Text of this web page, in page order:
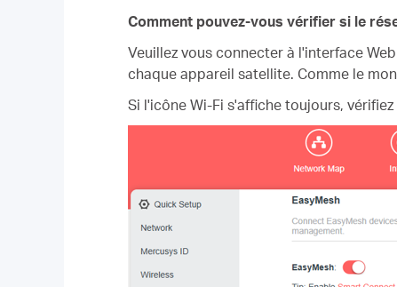
Comment pouvez-vous vérifier si le
Veuillez vous connecter à l'interface
chaque appareil satellite. Comme le
Si l'icône Wi-Fi s'affiche toujours,